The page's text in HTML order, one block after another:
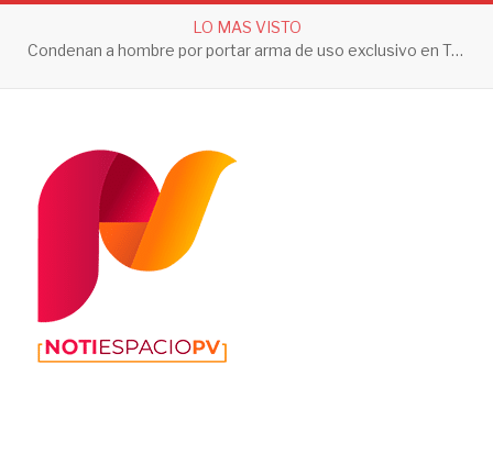
LO MAS VISTO
Condenan a hombre por portar arma de uso exclusivo en Tepic